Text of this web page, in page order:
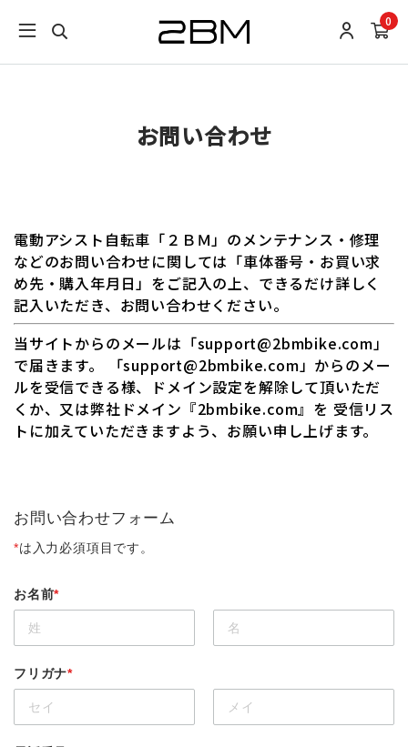
0
お問い合わせ
電動アシスト自転車「２ＢＭ」のメンテナンス・修理
などのお問い合わせに関しては「車体番号・お買い求
め先・購入年月日」をご記入の上、できるだけ詳しく
記入いただき、お問い合わせください。
当サイトからのメールは「support@2bmbike.com」
で届きます。 「support@2bmbike.com」からのメー
ルを受信できる様、ドメイン設定を解除して頂いただ
くか、又は弊社ドメイン『2bmbike.com』を 受信リス
トに加えていただきますよう、お願い申し上げます。
お問い合わせフォーム
*は入力必須項目です。
お名前*
フリガナ*